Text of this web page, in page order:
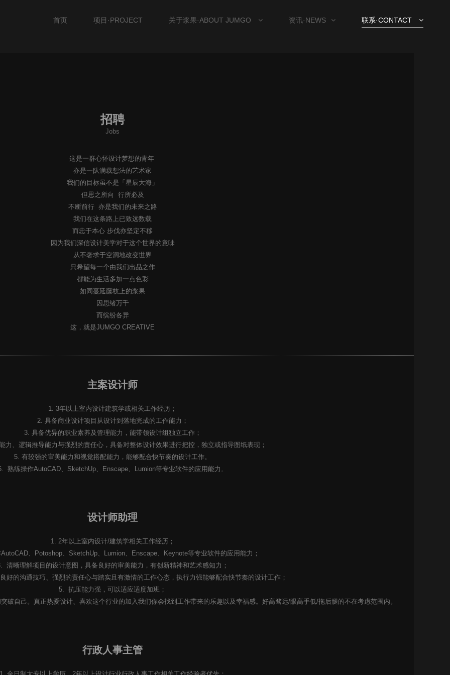
首页 项目·PROJECT 关于浆果·ABOUT JUMGO 资讯·NEWS 联系·CONTACT
招聘
Jobs
这是一群心怀设计梦想的青年
亦是一队满载想法的艺术家
我们的目标虽不是「星辰大海」
但思之所向 行所必及
不断前行 亦是我们的未来之路
我们在这条路上已致远数载
而忠于本心 步伐亦坚定不移
因为我们深信设计美学对于这个世界的意味
从不奢求于空洞地改变世界
只希望每一个由我们出品之作
都能为生活多加一点色彩
如同蔓延藤枝上的浆果
因思绪万千
而缤纷各异
这，就是JUMGO CREATIVE
主案设计师
1. 3年以上室内设计建筑学或相关工作经历；
2. 具备商业设计项目从设计到落地完成的工作能力；
3. 具备优异的职业素养及管理能力，能带领设计组独立工作；
力、逻辑推导能力与强烈的责任心，具备对整体设计效果进行把控，独立或指导图纸表现；
5. 有较强的审美能力和视觉搭配能力，能够配合快节奏的设计工作。
熟练操作AutoCAD、SketchUp、Enscape、Lumion等专业软件的应用能力 。
设计师助理
1. 2年以上室内设计/建筑学相关工作经历；
、Potoshop、SketchUp、Lumion、Enscape、Keynote等专业软件的应用能力；
清晰理解项目的设计意图，具备良好的审美能力，有创新精神和艺术感知力；
好的沟通技巧、强烈的责任心与踏实且有激情的工作心态，执行力强能够配合快节奏的设计工作；
5. 抗压能力强，可以适应适度加班；
破自己。真正热爱设计、喜欢这个行业的加入我们你会找到工作带来的乐趣以及幸福感。好高骛远/眼高手低/拖后腿的不在考虑范围内。
行政人事主管